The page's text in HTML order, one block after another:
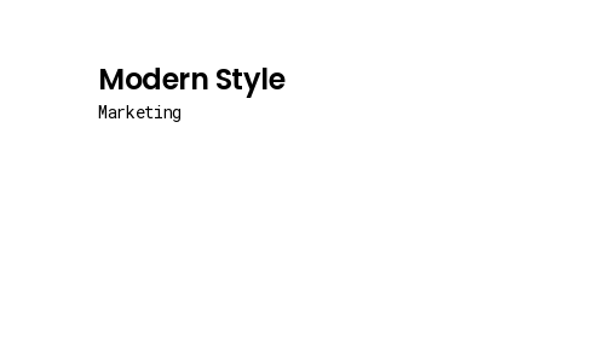
Modern Style
Marketing